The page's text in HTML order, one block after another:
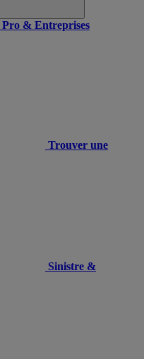
Pro & Entreprises
Trouver une
Sinistre &